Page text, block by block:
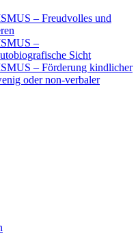
– Freudvolles und
–
Sicht
– Förderung kindlicher
oder non-verbaler